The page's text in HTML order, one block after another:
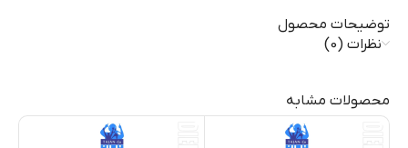
توضیحات محصول
نظرات (0)
محصولات مشابه